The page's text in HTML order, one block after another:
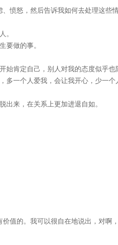
愤怒，然后告诉我如何去处理这些
。
要做的事。
肯定自己，别人对我的态度似乎也
多一个人爱我，会让我开心，少一个
出来，在关系上更加进退自如。
值的。我可以很自在地说出，对啊，